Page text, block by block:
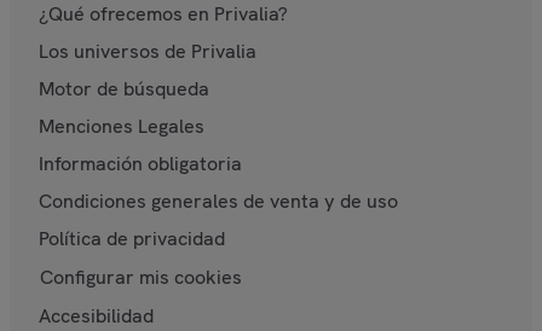
¿Qué ofrecemos en Privalia?
Los universos de Privalia
Motor de búsqueda
Menciones Legales
Información obligatoria
Condiciones generales de venta y de uso
Política de privacidad
Configurar mis cookies
Accesibilidad